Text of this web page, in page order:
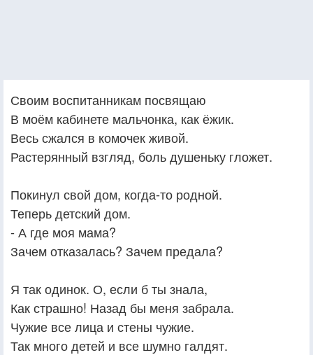
Своим воспитанникам посвящаю
В моём кабинете мальчонка, как ёжик.
Весь сжался в комочек живой.
Растерянный взгляд, боль душеньку гложет.
Покинул свой дом, когда-то родной.
Теперь детский дом.
- А где моя мама?
Зачем отказалась? Зачем предала?
Я так одинок. О, если б ты знала,
Как страшно! Назад бы меня забрала.
Чужие все лица и стены чужие.
Так много детей и все шумно галдят.